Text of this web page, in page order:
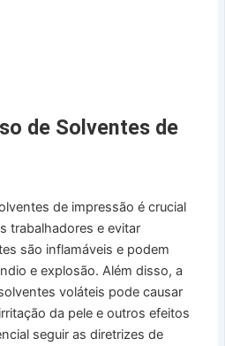
de Solventes de
de impressão é crucial
trabalhadores e evitar
são inflamáveis e podem
e explosão. Além disso, a
voláteis pode causar
da pele e outros efeitos
seguir as diretrizes de